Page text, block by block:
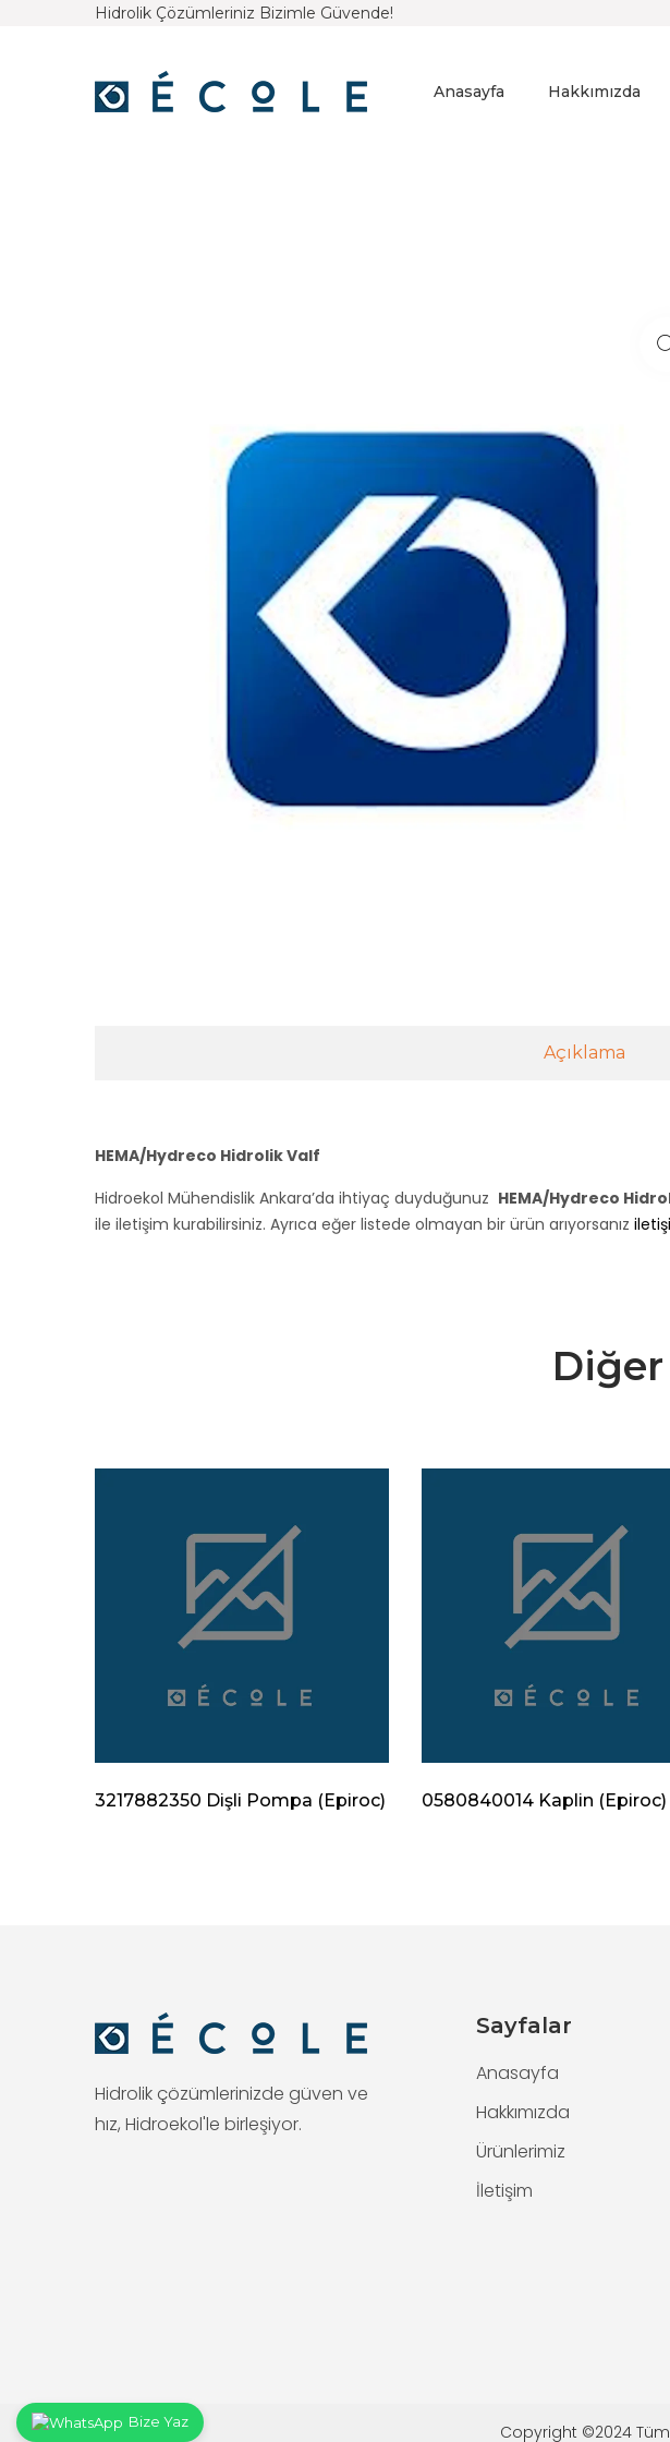
Hidrolik Çözümleriniz Bizimle Güvende!
Anasayfa Hakkımızda
Açıklama
HEMA/Hydreco Hidrolik Valf
Hidroekol Mühendislik Ankara’da ihtiyaç duyduğunuz HEMA/Hydreco
ile iletişim kurabilirsiniz. Ayrıca eğer listede olmayan bir ürün arıyorsanız
3217882350 Dişli Pompa (Epiroc) 0580840014 Kaplin (Epiroc)
Hidrolik çözümlerinizde güven ve
hız, Hidroekol'le birleşiyor.
Sayfalar
Anasayfa
Hakkımızda
Ürünlerimiz
İletişim
Copyright ©2024 Tüm
Bize Yaz